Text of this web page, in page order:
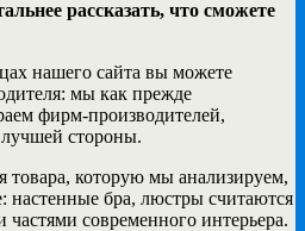
рассказать, что сможете
нашего сайта вы можете
мы как прежде
фирм-производителей,
лучшей стороны.
товара, которую мы анализируем,
настенные бра, люстры считаются
современного интерьера.